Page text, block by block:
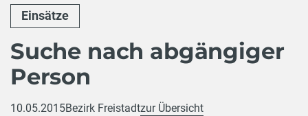
Einsätze
Suche nach abgängiger
Person
10.05.2015Bezirk Freistadtzur Übersicht